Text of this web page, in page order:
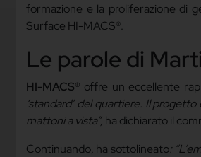
formazione e la proliferazione di
Surface HI-MACS®.
Le parole di
HI-MACS® offre un eccellente
‘standard’ del quartiere. Il
mattoni a vista”, ha dichiarato il
Continuando, ha sottolineato: